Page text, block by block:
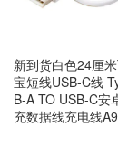
新到货白色24厘
宝短线USB-C线
B-A TO USB-C安
充数据线充电线